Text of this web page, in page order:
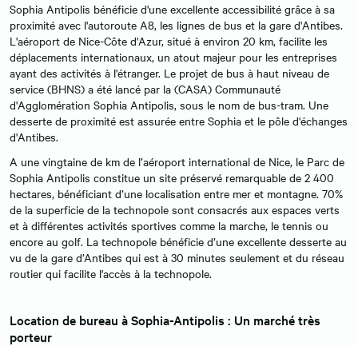
Sophia Antipolis bénéficie d'une excellente accessibilité grâce à sa
proximité avec l'autoroute A8, les lignes de bus et la gare d'Antibes.
L'aéroport de Nice-Côte d'Azur, situé à environ 20 km, facilite les
déplacements internationaux, un atout majeur pour les entreprises
ayant des activités à l'étranger. Le projet de bus à haut niveau de
service (BHNS) a été lancé par la (CASA) Communauté
d'Agglomération Sophia Antipolis, sous le nom de bus-tram. Une
desserte de proximité est assurée entre Sophia et le pôle d'échanges
d'Antibes.
A une vingtaine de km de l’aéroport international de Nice, le Parc de
Sophia Antipolis constitue un site préservé remarquable de 2 400
hectares, bénéficiant d’une localisation entre mer et montagne. 70%
de la superficie de la technopole sont consacrés aux espaces verts
et à différentes activités sportives comme la marche, le tennis ou
encore au golf. La technopole bénéficie d’une excellente desserte au
vu de la gare d’Antibes qui est à 30 minutes seulement et du réseau
routier qui facilite l'accès à la technopole.
Location de bureau à Sophia-Antipolis : Un marché très
porteur